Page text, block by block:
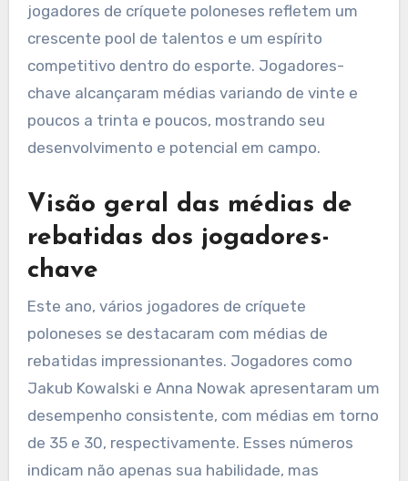
jogadores de críquete poloneses refletem um
crescente pool de talentos e um espírito
competitivo dentro do esporte. Jogadores-
chave alcançaram médias variando de vinte e
poucos a trinta e poucos, mostrando seu
desenvolvimento e potencial em campo.
Visão geral das médias de
rebatidas dos jogadores-
chave
Este ano, vários jogadores de críquete
poloneses se destacaram com médias de
rebatidas impressionantes. Jogadores como
Jakub Kowalski e Anna Nowak apresentaram um
desempenho consistente, com médias em torno
de 35 e 30, respectivamente. Esses números
indicam não apenas sua habilidade, mas